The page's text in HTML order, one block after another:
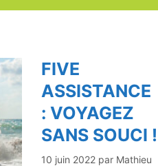
FIVE
ASSISTANCE
: VOYAGEZ
SANS SOUCI !
10 juin 2022 par Mathieu